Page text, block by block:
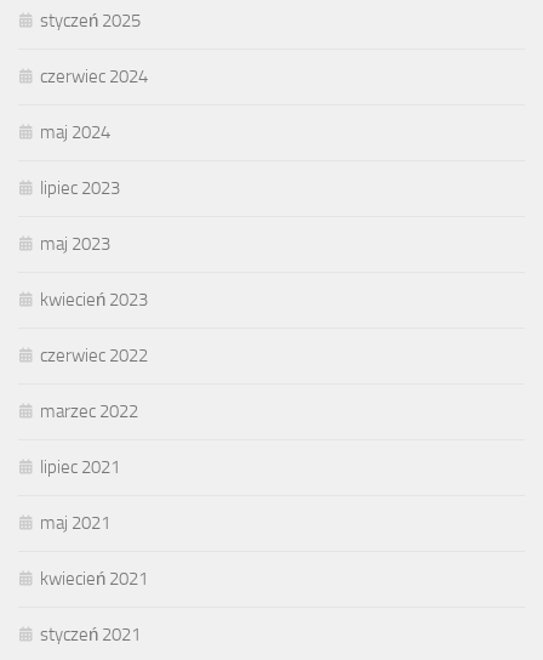
styczeń 2025
czerwiec 2024
maj 2024
lipiec 2023
maj 2023
kwiecień 2023
czerwiec 2022
marzec 2022
lipiec 2021
maj 2021
kwiecień 2021
styczeń 2021